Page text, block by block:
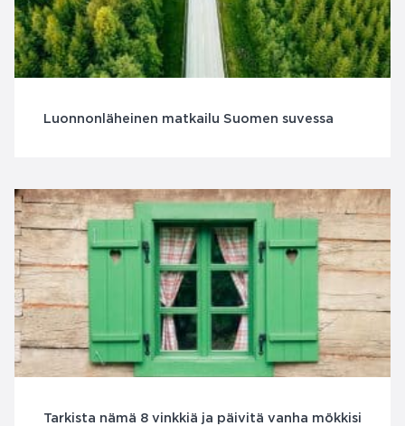
Luonnonläheinen matkailu Suomen suvessa
Tarkista nämä 8 vinkkiä ja päivitä vanha mökkisi